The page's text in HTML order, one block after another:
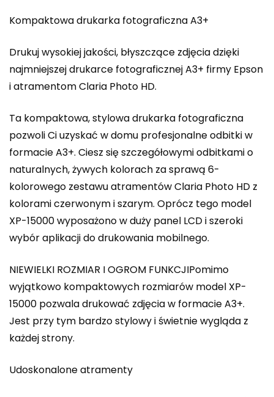
Kompaktowa drukarka fotograficzna A3+
Drukuj wysokiej jakości, błyszczące zdjęcia dzięki
najmniejszej drukarce fotograficznej A3+ firmy Epson
i atramentom Claria Photo HD.
Ta kompaktowa, stylowa drukarka fotograficzna
pozwoli Ci uzyskać w domu profesjonalne odbitki w
formacie A3+. Ciesz się szczegółowymi odbitkami o
naturalnych, żywych kolorach za sprawą 6-
kolorowego zestawu atramentów Claria Photo HD z
kolorami czerwonym i szarym. Oprócz tego model
XP-15000 wyposażono w duży panel LCD i szeroki
wybór aplikacji do drukowania mobilnego.
NIEWIELKI ROZMIAR I OGROM FUNKCJIPomimo
wyjątkowo kompaktowych rozmiarów model XP-
15000 pozwala drukować zdjęcia w formacie A3+.
Jest przy tym bardzo stylowy i świetnie wygląda z
każdej strony.
Udoskonalone atramenty